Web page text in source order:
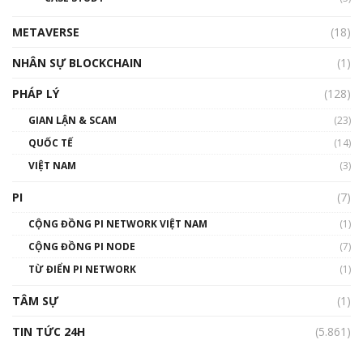
01:32:59
gió ấm
Talkshow 14: MemeCoin – Trò đùa tỷ đô
01:29:26
METAVERSE
(18)
NHÂN SỰ BLOCKCHAIN
(1)
PHÁP LÝ
(128)
GIAN LẬN & SCAM
(23)
QUỐC TẾ
(14)
VIỆT NAM
(3)
PI (7)
CỘNG ĐỒNG PI NETWORK VIỆT NAM
(1)
CỘNG ĐỒNG PI NODE
(7)
TỪ ĐIỂN PI NETWORK
(1)
TÂM SỰ
(1)
TIN TỨC 24H
(5.861)